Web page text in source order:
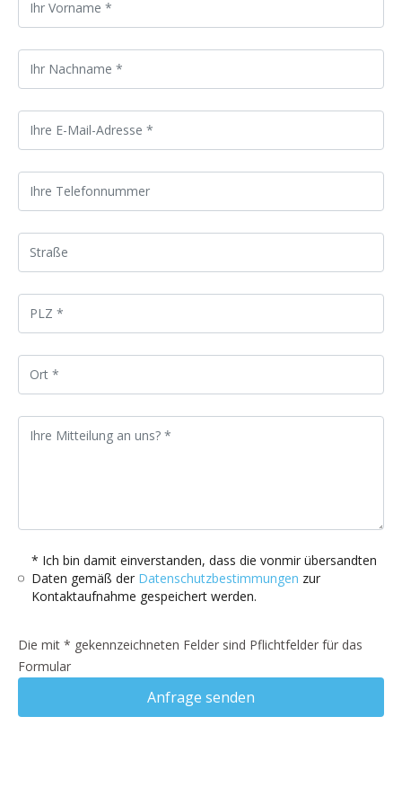
* Ich bin damit einverstanden, dass die vonmir übersandten
Daten gemäß der Datenschutzbestimmungen zur
Kontaktaufnahme gespeichert werden.
Die mit * gekennzeichneten Felder sind Pflichtfelder für das
Formular
Anfrage senden